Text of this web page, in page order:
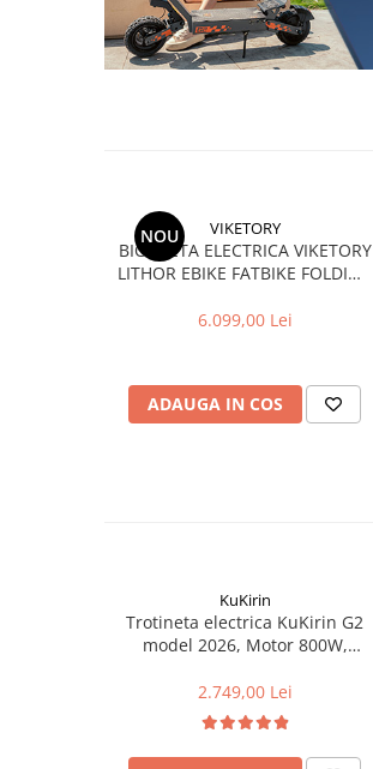
Lant bicicleta
Urechi cadru bicicleta
Pedale bicicleta
Cuvete bicicleta
Placute frana bicicleta
Roti bicicleta
NOU VIKETORY
BICICLETA ELECTRICA VIKETORY
LITHOR EBIKE FATBIKE FOLDING
6.099,00 Lei
ADAUGA IN COS
KuKirin
Trotineta electrica KuKirin G2
model 2026, Motor 800W,
maxima 45km/h, Autonomie
maxima 55km
2.749,00 Lei